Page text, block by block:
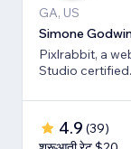
GA, US
Simone
Pixlrabbit, a
Studio certified.
4.9 (39)